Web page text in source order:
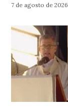
7 de agosto de 2026